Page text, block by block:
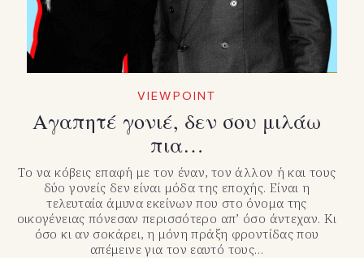
VIEWPOINT
Αγαπητέ γονιέ, δεν σου μιλάω
πια…
Το να κόβεις επαφή με τον έναν, τον άλλον ή και τους
δύο γονείς δεν είναι μόδα της εποχής. Είναι η
τελευταία άμυνα εκείνων που στο όνομα της
οικογένειας πόνεσαν περισσότερο απ’ όσο άντεχαν. Κι
όσο κι αν σοκάρει, η μόνη πράξη φροντίδας που
απέμεινε για τον εαυτό τους…